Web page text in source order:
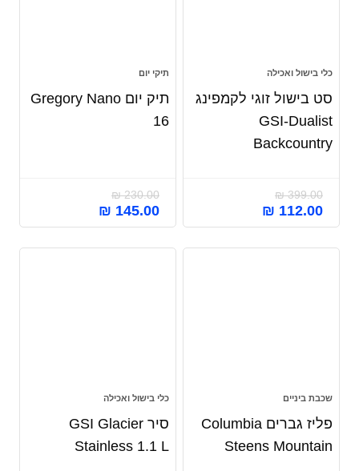
כלי בישול ואכילה
סט בישול זוגי לקמפינג
GSI-Dualist
Backcountry
₪399.00
₪ 112.00
תיקי יום
תיק יום Gregory Nano
16
₪230.00
₪ 145.00
שכבת ביניים
פליז גברים Columbia
Steens Mountain
כלי בישול ואכילה
סיר GSI Glacier
Stainless 1.1 L